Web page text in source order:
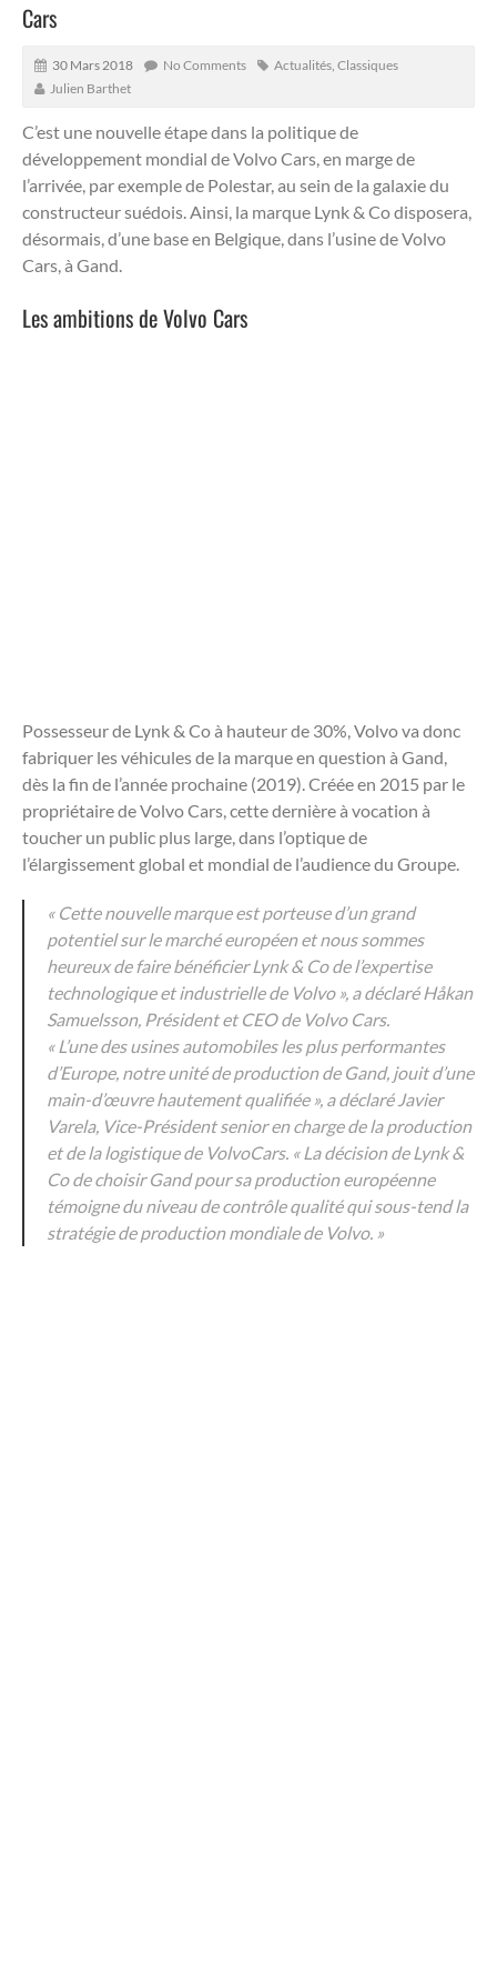
Cars
30 Mars 2018 No Comments Actualités Classiques
Julien Barthet
C’est une nouvelle étape dans la politique de
développement mondial de Volvo Cars, en marge de
l’arrivée, par exemple de Polestar, au sein de la galaxie du
constructeur suédois. Ainsi, la marque Lynk & Co disposera,
désormais, d’une base en Belgique, dans l’usine de Volvo
Cars, à Gand.
Les ambitions de Volvo Cars
Possesseur de Lynk & Co à hauteur de 30%, Volvo va donc
fabriquer les véhicules de la marque en question à Gand,
dès la fin de l’année prochaine (2019). Créée en 2015 par le
propriétaire de Volvo Cars, cette dernière à vocation à
toucher un public plus large, dans l’optique de
l’élargissement global et mondial de l’audience du Groupe.
« Cette nouvelle marque est porteuse d’un grand
potentiel sur le marché européen et nous sommes
heureux de faire bénéficier Lynk & Co de l’expertise
technologique et industrielle de Volvo», a déclaré Håkan
Samuelsson, Président et CEO de VolvoCars.
« L’une des usines automobiles les plus performantes
d’Europe, notre unité de production de Gand, jouit d’une
main-d’œuvre hautement qualifiée », a déclaré Javier
Varela, Vice-Président senior en charge de la production
et de la logistique de VolvoCars. « La décision de Lynk &
Co de choisir Gand pour sa production européenne
témoigne du niveau de contrôle qualité qui sous-tend la
stratégie de production mondiale de Volvo. »